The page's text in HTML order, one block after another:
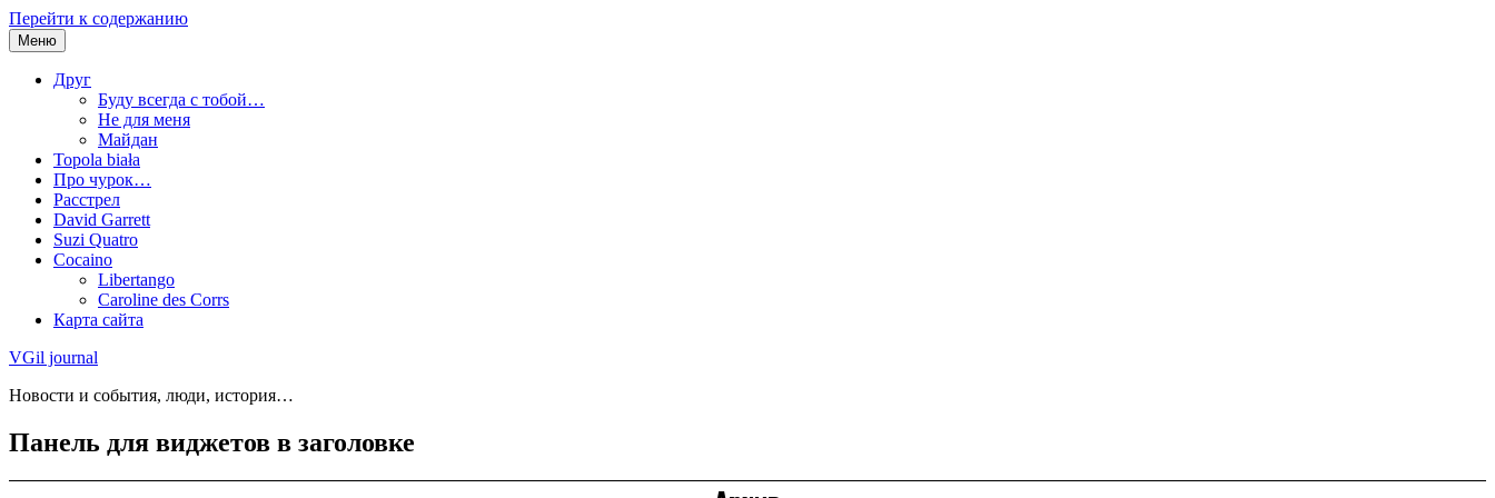
Перейти к содержанию
Меню
Друг
Буду всегда с тобой…
Не для меня
Майдан
Topola biała
Про чурок…
Расстрел
David Garrett
Suzi Quatro
Cocaino
Libertango
Caroline des Corrs
Карта сайта
VGil journal
Новости и события, люди, история…
Панель для виджетов в заголовке